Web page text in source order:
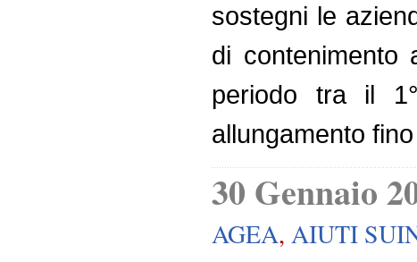
sostegni le
di contenimento
periodo tra il
allungamento
30 Gennaio
AGEA, AIUTI